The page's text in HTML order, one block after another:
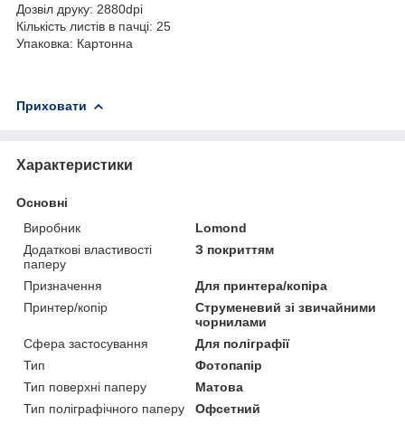
Дозвіл друку: 2880dpi
Кількість листів в пачці: 25
Упаковка: Картонна
Приховати
Характеристики
Основні
Виробник
Lomond
Додаткові властивості
паперу
З покриттям
Призначення
Для принтера/копіра
Принтер/копір
Струменевий зі звичайними
чорнилами
Сфера застосування
Для поліграфії
Тип
Фотопапір
Тип поверхні паперу
Матова
Тип поліграфічного паперу
Офсетний